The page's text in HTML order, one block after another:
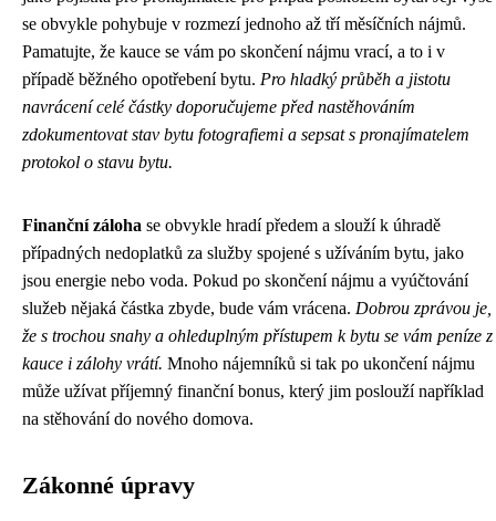
se obvykle pohybuje v rozmezí jednoho až tří měsíčních nájmů.
Pamatujte, že kauce se vám po skončení nájmu vrací, a to i v
případě běžného opotřebení bytu. Pro hladký průběh a jistotu
navrácení celé částky doporučujeme před nastěhováním
zdokumentovat stav bytu fotografiemi a sepsat s pronajímatelem
protokol o stavu bytu.
Finanční záloha se obvykle hradí předem a slouží k úhradě
případných nedoplatků za služby spojené s užíváním bytu, jako
jsou energie nebo voda. Pokud po skončení nájmu a vyúčtování
služeb nějaká částka zbyde, bude vám vrácena. Dobrou zprávou je,
že s trochou snahy a ohleduplným přístupem k bytu se vám peníze z
kauce i zálohy vrátí. Mnoho nájemníků si tak po ukončení nájmu
může užívat příjemný finanční bonus, který jim poslouží například
na stěhování do nového domova.
Zákonné úpravy